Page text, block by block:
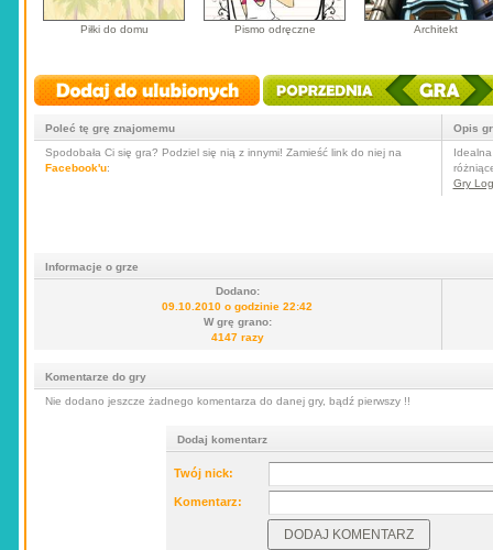
Piłki do domu Pismo odręczne Architekt
Poleć tę grę znajomemu
Spodobała Ci się gra? Podziel się nią z innymi! Zamieść link do niej na
Facebook'u:
Opis
Gry
Informacje o grze
Dodano:
09.10.2010 o godzinie 22:42
W grę grano:
4147 razy
Komentarze do gry
Nie dodano jeszcze żadnego komentarza do danej gry, bądź pierwszy !!
Dodaj komentarz
Twój nick:
Komentarz: